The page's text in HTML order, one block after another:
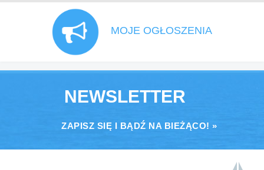
MOJE OGŁOSZENIA
NEWSLETTER
ZAPISZ SIĘ I BĄDŹ NA BIEŻĄCO! »